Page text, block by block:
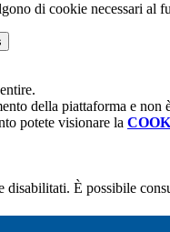
di cookie necessari al
della piattaforma e non
potete visionare la
disabilitati. È possibile